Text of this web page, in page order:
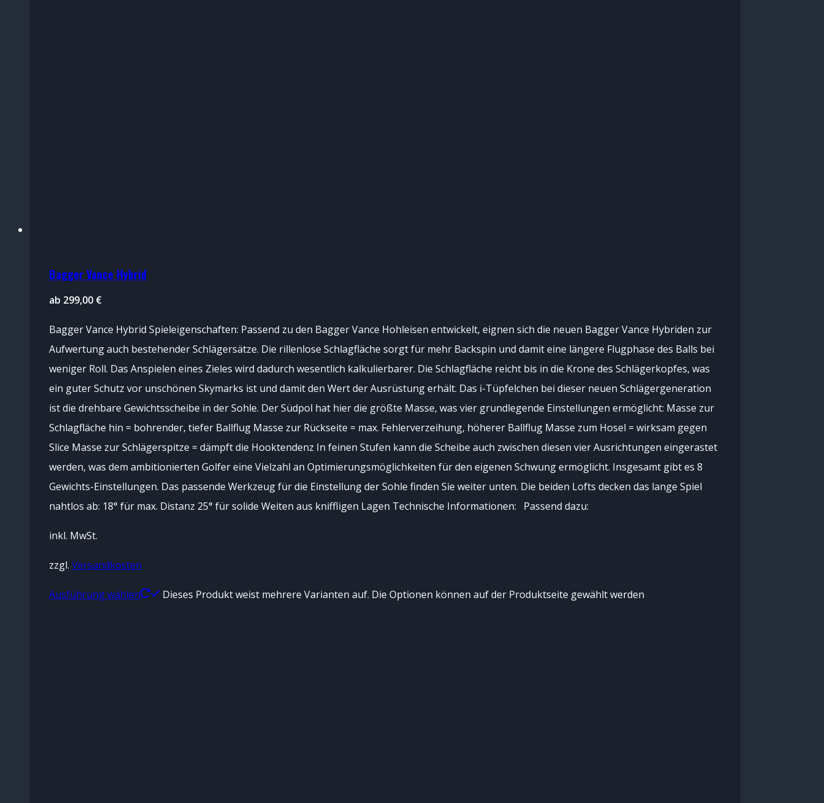
Bagger Vance Hybrid
ab 299,00 €
Bagger Vance Hybrid Spieleigenschaften: Passend zu den Bagger Vance Hohleisen entwickelt, eignen sich die neuen Bagger Vance Hybriden zur
Aufwertung auch bestehender Schlägersätze. Die rillenlose Schlagfläche sorgt für mehr Backspin und damit eine längere Flugphase des Balls bei
weniger Roll. Das Anspielen eines Zieles wird dadurch wesentlich kalkulierbarer. Die Schlagfläche reicht bis in die Krone des Schlägerkopfes, was
ein guter Schutz vor unschönen Skymarks ist und damit den Wert der Ausrüstung erhält. Das i-Tüpfelchen bei dieser neuen Schlägergeneration
ist die drehbare Gewichtsscheibe in der Sohle. Der Südpol hat hier die größte Masse, was vier grundlegende Einstellungen ermöglicht: Masse zur
Schlagfläche hin = bohrender, tiefer Ballflug Masse zur Rückseite = max. Fehlerverzeihung, höherer Ballflug Masse zum Hosel = wirksam gegen
Slice Masse zur Schlägerspitze = dämpft die Hooktendenz In feinen Stufen kann die Scheibe auch zwischen diesen vier Ausrichtungen eingerastet
werden, was dem ambitionierten Golfer eine Vielzahl an Optimierungsmöglichkeiten für den eigenen Schwung ermöglicht. Insgesamt gibt es 8
Gewichts-Einstellungen. Das passende Werkzeug für die Einstellung der Sohle finden Sie weiter unten. Die beiden Lofts decken das lange Spiel
nahtlos ab: 18° für max. Distanz 25° für solide Weiten aus kniffligen Lagen Technische Informationen: Passend dazu:
inkl. MwSt.
zzgl. Versandkosten
Ausführung wählen Dieses Produkt weist mehrere Varianten auf. Die Optionen können auf der Produktseite gewählt werden